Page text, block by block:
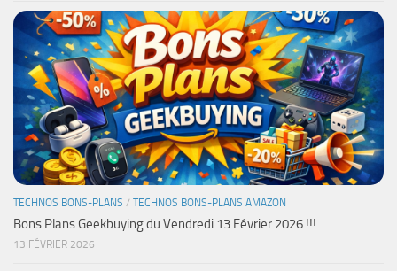
TECHNOS BONS-PLANS / TECHNOS BONS-PLANS AMAZON
Bons Plans Geekbuying du Vendredi 13 Février 2026 !!!
13 FÉVRIER 2026